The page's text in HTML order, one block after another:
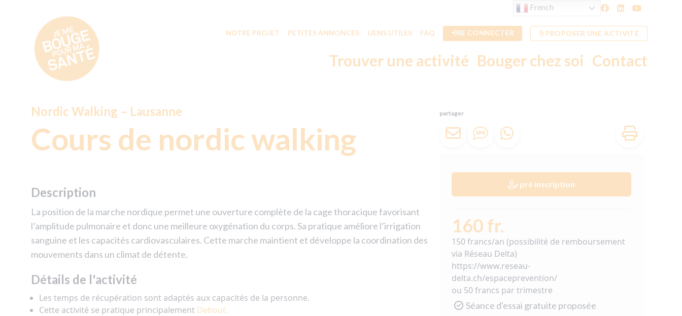
NOTRE PROJET PETITES ANNONCES LIENS UTILES FAQ SE CONNECTER PROPOSER UNE ACTIVITÉ
Trouver une activité Bouger chez soi Contact
French
Nordic Walking – Lausanne
Cours de nordic walking
Description
La position de la marche nordique permet une ouverture complète de la cage thoracique favorisant
l’amplitude pulmonaire et donc une meilleure oxygénation du corps. Sa pratique améliore l’irrigation
sanguine et les capacités cardiovasculaires. Cette marche maintient et développe la coordination des
mouvements dans un climat de détente.
Détails de l'activité
Les temps de récupération sont adaptés aux capacités de la personne.
Cette activité se pratique principalement Debout.
partager
pré inscription
160 fr.
150 francs/an (possibilité de remboursement
via Réseau Delta)
https://www.reseau-
delta.ch/espaceprevention/
ou 50 francs par trimestre
Séance d'essai gratuite proposée